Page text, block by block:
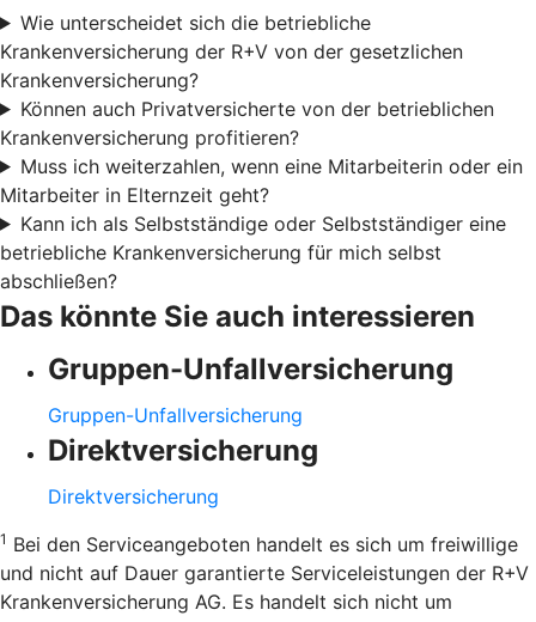
Wie unterscheidet sich die betriebliche
Krankenversicherung der R+V von der gesetzlichen
Krankenversicherung?
Können auch Privatversicherte von der betrieblichen
Krankenversicherung profitieren?
Muss ich weiterzahlen, wenn eine Mitarbeiterin oder ein
Mitarbeiter in Elternzeit geht?
Kann ich als Selbstständige oder Selbstständiger eine
betriebliche Krankenversicherung für mich selbst
abschließen?
Das könnte Sie auch interessieren
Gruppen-Unfallversicherung
Gruppen-Unfallversicherung
Direktversicherung
Direktversicherung
1 Bei den Serviceangeboten handelt es sich um freiwillige
und nicht auf Dauer garantierte Serviceleistungen der R+V
Krankenversicherung AG. Es handelt sich nicht um